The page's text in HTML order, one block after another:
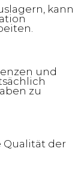
kann
und
zu
Qualität der